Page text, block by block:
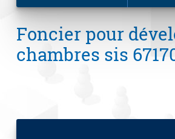
Foncier pour
chambres sis